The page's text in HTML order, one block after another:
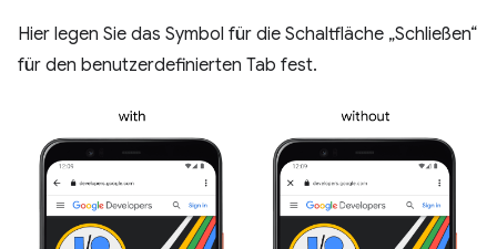
Hier legen Sie das Symbol für die Schaltfläche „Schließen“
für den benutzerdefinierten Tab fest.